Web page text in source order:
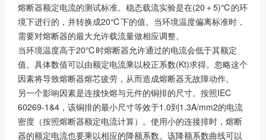
熔断器额定电流的测试标准。稳态载流实验是在(20＋5)℃的环
境下进行的，并转换成20℃下的值。当环境温度偏离标准时，
需要对熔断器的最大允许载流量做相应调整。
当环境温度高于20℃时熔断器允许通过的电流会低于其额定
值。具体数值可以由额定电流乘以校正系数(Kt)求得。忽略这个
因素将导致熔断器熔芯疲劳，从而造成熔断器无故障动作。
另一个影响因素是连接快熔与元件的铜排的尺寸。按照IEC
60269-1&4，该铜排的最小尺寸等效于1.0到1.3A/mm2的电流
密度（按照熔断器额定电流计算）。使用小的连接排时，熔断
器的额定电流也要乘以相应的降额系数。该降额系数曲线可以